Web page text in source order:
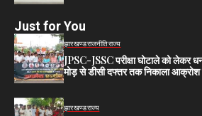
Just for You
झारखण्डराजनीतिराज्य
JPSC-JSSC परीक्षा घोटाले को लेकर
मोड़ से डीसी दफ्तर तक निकाला आक्रोश
झारखण्डराज्य